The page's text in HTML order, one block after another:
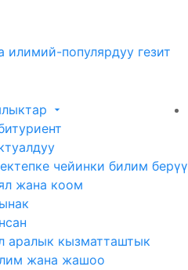
популярдуу гезит
чейинки билим берүү
жана коом
аралык кызматташтык
жана жашоо